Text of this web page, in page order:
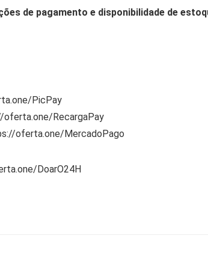
de pagamento e disponibilidade de
PicPay
oferta.one/RecargaPay
oferta.one/MercadoPago
DoarO24H